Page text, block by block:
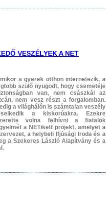
VESZÉLYEK A NET
a gyerek otthon internetezik, a
szülő nyugodt, hogy csemetéje
van, nem császkál az
nem vesz részt a forgalomban.
a világhálón is számtalan veszély
a kiskorúakra. Ezekre
volna felhívni a fiatalok
a NETikett projekt, amelyet a
a helybeli Ifjúsági Iroda és a
a Szekeres László Alapítvány és a